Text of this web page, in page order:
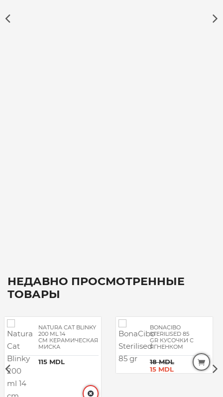
НЕДАВНО ПРОСМОТРЕННЫЕ
ТОВАРЫ
BONACIBO
STERILISED 85
GR КУСОЧКИ С
ЯГНЕНКОМ
18 MDL
PROSCIENCE
STERILISED URINARY
CAT ADULT 15 KG С
КУРИЦЕЙ
2475 MDL